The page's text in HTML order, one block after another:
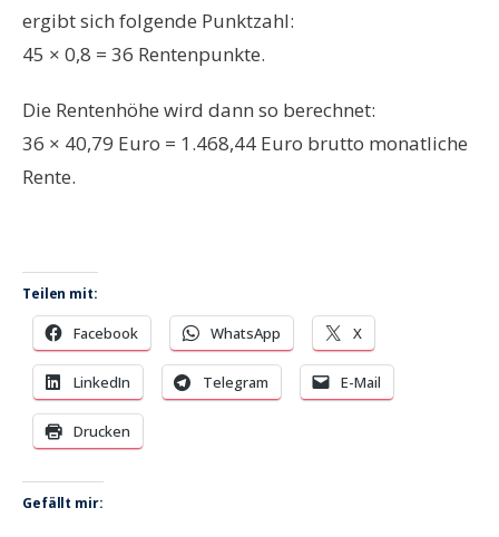
ergibt sich folgende Punktzahl:
45 × 0,8 = 36 Rentenpunkte.
Die Rentenhöhe wird dann so berechnet:
36 × 40,79 Euro = 1.468,44 Euro brutto monatliche
Rente.
Teilen mit:
Facebook WhatsApp X
LinkedIn Telegram E-Mail
Drucken
Gefällt mir: